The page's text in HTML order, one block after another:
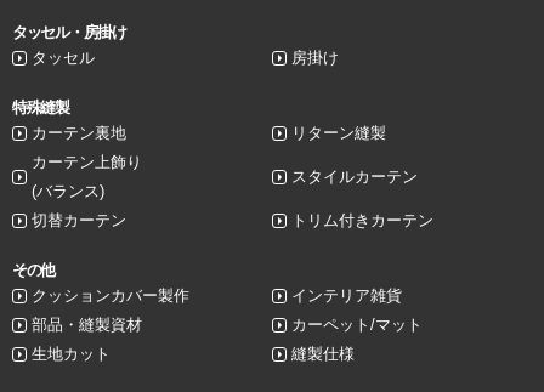
タッセル・房掛け
タッセル
房掛け
特殊縫製
カーテン裏地
リターン縫製
カーテン上飾り
(バランス)
スタイルカーテン
切替カーテン トリム付きカーテン
その他
クッションカバー製作
インテリア雑貨
部品・縫製資材
カーペット/マット
生地カット
縫製仕様